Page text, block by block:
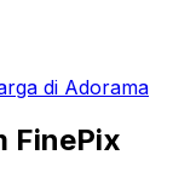
di Adorama
FinePix